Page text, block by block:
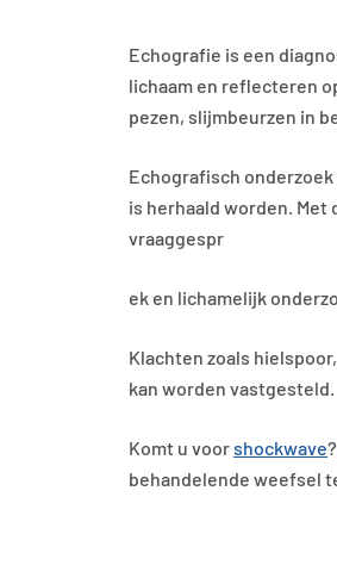
Echografie is een
lichaam en reflecteren
pezen, slijmbeurzen in
Echografisch
is herhaald worden.
vraaggespr
ek en lichamelijk
Klachten zoals
kan worden vastgesteld.
Komt u voorshockwave?
behandelende weefsel